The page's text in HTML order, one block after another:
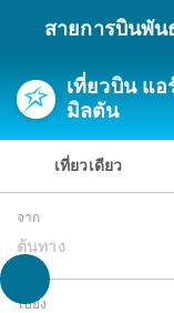
สายการบินพัน
เที่ยวบิน แ
มิลตัน
เที่ยวเดียว
จาก
ต้นทาง
ไปยัง